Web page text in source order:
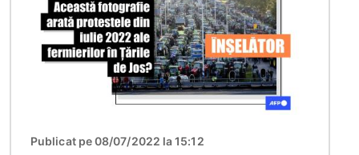
Publicat pe 08/07/2022 la 15:12